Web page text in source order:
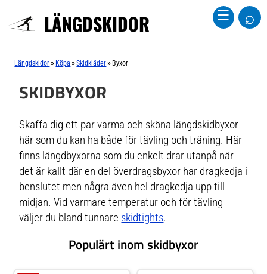
LÄNGDSKIDOR ☰ ⌕
Längdskidor » Köpa »Skidkläder » Byxor
SKIDBYXOR
Skaffa dig ett par varma och sköna längdskidbyxor
här som du kan ha både för tävling och träning. Här
finns längdbyxorna som du enkelt drar utanpå när
det är kallt där en del överdragsbyxor har dragkedja i
benslutet men några även hel dragkedja upp till
midjan. Vid varmare temperatur och för tävling
väljer du bland tunnare skidtights.
Populärt inom skidbyxor